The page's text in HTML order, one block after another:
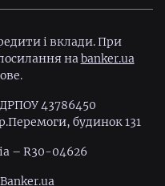
і вклади. При
на banker.ua
43786450
будинок 131
– R30-04626